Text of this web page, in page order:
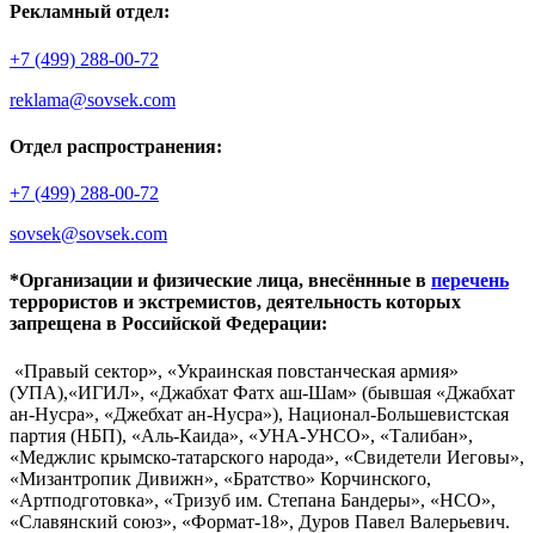
Рекламный отдел:
+7 (499) 288-00-72
reklama@sovsek.com
Отдел распространения:
+7 (499) 288-00-72
sovsek@sovsek.com
*Организации и физические лица, внесённные в перечень
террористов и экстремистов, деятельность которых
запрещена в Российской Федерации:
«Правый сектор», «Украинская повстанческая армия»
(УПА),«ИГИЛ», «Джабхат Фатх аш-Шам» (бывшая «Джабхат
ан-Нусра», «Джебхат ан-Нусра»), Национал-Большевистская
партия (НБП), «Аль-Каида», «УНА-УНСО», «Талибан»,
«Меджлис крымско-татарского народа», «Свидетели Иеговы»,
«Мизантропик Дивижн», «Братство» Корчинского,
«Артподготовка», «Тризуб им. Степана Бандеры», «НСО»,
«Славянский союз», «Формат-18», Дуров Павел Валерьевич.